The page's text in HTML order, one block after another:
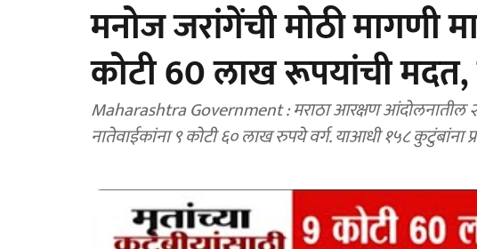
मनोज जरांगेंची मोठी मागणी
कोटी 60 लाख रूपयांची मदत,
Maharashtra Government : मराठा आरक्षण आंदोलनातील २५४ मृतांच्या कुटुंबांना मदत पूर्ण. ९६ मृतांच्या
नातेवाईकांना ९ कोटी ६० लाख रुपये वर्ग. याआधी १५८